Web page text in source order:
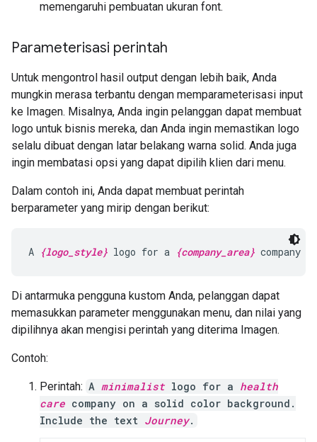
memengaruhi pembuatan ukuran font.
Parameterisasi perintah
Untuk mengontrol hasil output dengan lebih baik, Anda
mungkin merasa terbantu dengan memparameterisasi input
ke Imagen. Misalnya, Anda ingin pelanggan dapat membuat
logo untuk bisnis mereka, dan Anda ingin memastikan logo
selalu dibuat dengan latar belakang warna solid. Anda juga
ingin membatasi opsi yang dapat dipilih klien dari menu.
Dalam contoh ini, Anda dapat membuat perintah
berparameter yang mirip dengan berikut:
A {logo_style} logo for a {company_area} company
Di antarmuka pengguna kustom Anda, pelanggan dapat
memasukkan parameter menggunakan menu, dan nilai yang
dipilihnya akan mengisi perintah yang diterima Imagen.
Contoh:
Perintah: A minimalist logo for a health
care company on a solid color background.
Include the text Journey.